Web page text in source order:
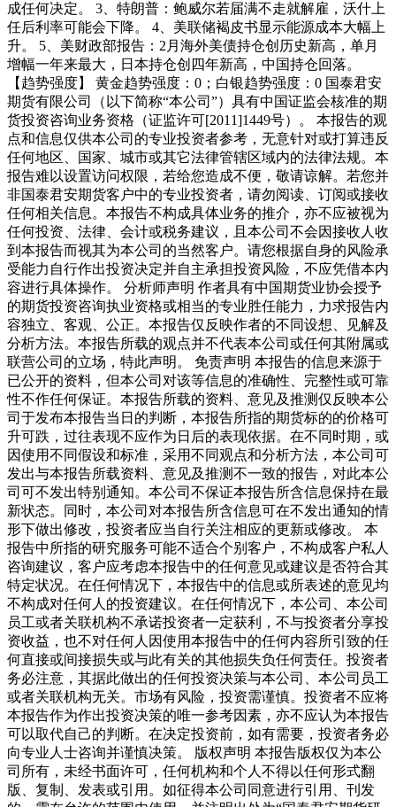
成任何决定。 3、特朗普：鲍威尔若届满不走就解雇，沃什上
任后利率可能会下降。 4、美联储褐皮书显示能源成本大幅上
升。 5、美财政部报告：2月海外美债持仓创历史新高，单月
增幅一年来最大，日本持仓创四年新高，中国持仓回落。
【趋势强度】 黄金趋势强度：0；白银趋势强度：0 国泰君安
期货有限公司（以下简称“本公司”）具有中国证监会核准的期
货投资咨询业务资格（证监许可[2011]1449号）。 本报告的观
点和信息仅供本公司的专业投资者参考，无意针对或打算违反
任何地区、国家、城市或其它法律管辖区域内的法律法规。本
报告难以设置访问权限，若给您造成不便，敬请谅解。若您并
非国泰君安期货客户中的专业投资者，请勿阅读、订阅或接收
任何相关信息。本报告不构成具体业务的推介，亦不应被视为
任何投资、法律、会计或税务建议，且本公司不会因接收人收
到本报告而视其为本公司的当然客户。请您根据自身的风险承
受能力自行作出投资决定并自主承担投资风险，不应凭借本内
容进行具体操作。 分析师声明 作者具有中国期货业协会授予
的期货投资咨询执业资格或相当的专业胜任能力，力求报告内
容独立、客观、公正。本报告仅反映作者的不同设想、见解及
分析方法。本报告所载的观点并不代表本公司或任何其附属或
联营公司的立场，特此声明。 免责声明 本报告的信息来源于
已公开的资料，但本公司对该等信息的准确性、完整性或可靠
性不作任何保证。本报告所载的资料、意见及推测仅反映本公
司于发布本报告当日的判断，本报告所指的期货标的的价格可
升可跌，过往表现不应作为日后的表现依据。在不同时期，或
因使用不同假设和标准，采用不同观点和分析方法，本公司可
发出与本报告所载资料、意见及推测不一致的报告，对此本公
司可不发出特别通知。本公司不保证本报告所含信息保持在最
新状态。同时，本公司对本报告所含信息可在不发出通知的情
形下做出修改，投资者应当自行关注相应的更新或修改。 本
报告中所指的研究服务可能不适合个别客户，不构成客户私人
咨询建议，客户应考虑本报告中的任何意见或建议是否符合其
特定状况。在任何情况下，本报告中的信息或所表述的意见均
不构成对任何人的投资建议。在任何情况下，本公司、本公司
员工或者关联机构不承诺投资者一定获利，不与投资者分享投
资收益，也不对任何人因使用本报告中的任何内容所引致的任
何直接或间接损失或与此有关的其他损失负任何责任。投资者
务必注意，其据此做出的任何投资决策与本公司、本公司员工
或者关联机构无关。市场有风险，投资需谨慎。投资者不应将
本报告作为作出投资决策的唯一参考因素，亦不应认为本报告
可以取代自己的判断。在决定投资前，如有需要，投资者务必
向专业人士咨询并谨慎决策。 版权声明 本报告版权仅为本公
司所有，未经书面许可，任何机构和个人不得以任何形式翻
版、复制、发表或引用。如征得本公司同意进行引用、刊发